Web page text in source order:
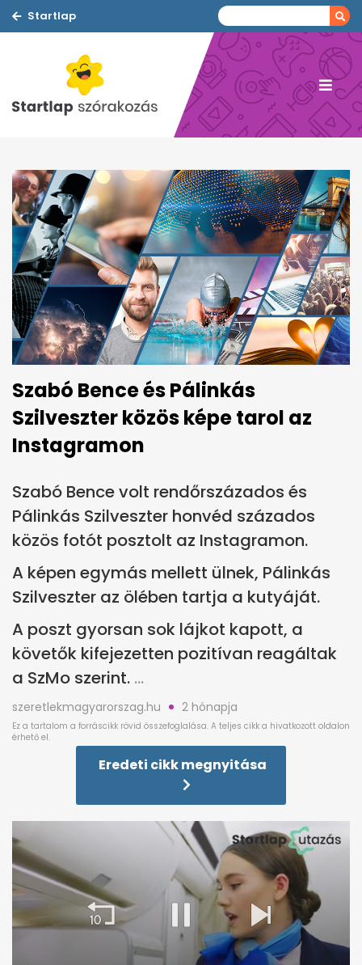
Startlap
Szabó Bence és Pálinkás
Szilveszter közös képe tarol az
Instagramon
Szabó Bence volt rendőrszázados és
Pálinkás Szilveszter honvéd százados
közös fotót posztolt az Instagramon.
A képen egymás mellett ülnek, Pálinkás
Szilveszter az ölében tartja a kutyáját.
A poszt gyorsan sok lájkot kapott, a
követők kifejezetten pozitívan reagáltak
a SzMo szerint.
szeretlekmagyarorszag.hu 2 hónapja
Eredeti cikk megnyitása